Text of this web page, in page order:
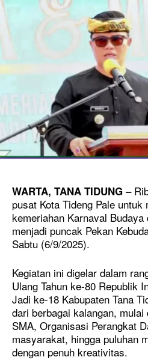
WARTA, TANA TIDUNG –
pusat Kota Tideng Pale untuk
kemeriahan Karnaval
menjadi puncak Pekan
Sabtu (6/9/2025).
Kegiatan ini digelar dalam
Ulang Tahun ke-80 Republik
Jadi ke-18 Kabupaten Tana
dari berbagai kalangan,
SMA, Organisasi Perangkat
masyarakat, hingga puluhan
dengan penuh kreativitas.